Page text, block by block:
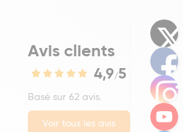
Avis clients
4,9/5
Basé sur 62 avis.
Voir tous les avis